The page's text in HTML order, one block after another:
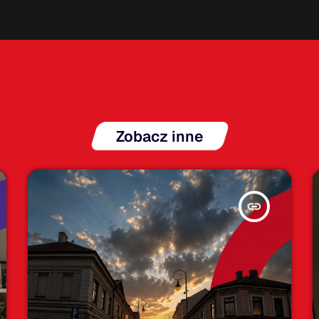
Zobacz inne
insert_link